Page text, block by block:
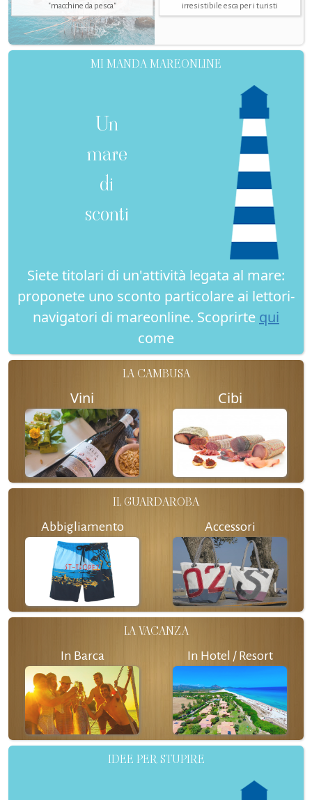
"macchine da pesca"
irresistibile esca per i turisti
MI MANDA MAREONLINE
Un
mare
di
sconti
Siete titolari di un'attività legata al mare:
proponete uno sconto particolare ai lettori-
navigatori di mareonline. Scoprirte qui
come
LA CAMBUSA
Vini Cibi
IL GUARDAROBA
Abbigliamento Accessori
LA VACANZA
In Barca In Hotel / Resort
IDEE PER STUPIRE